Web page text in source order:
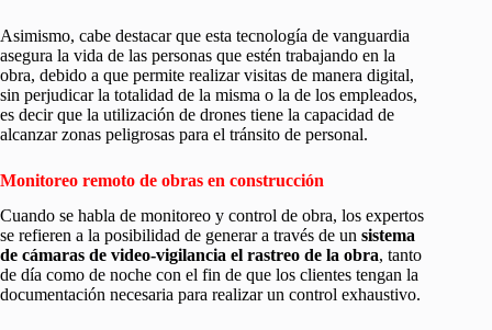
Asimismo, cabe destacar que esta tecnología de vanguardia
asegura la vida de las personas que estén trabajando en la
obra, debido a que permite realizar visitas de manera digital,
sin perjudicar la totalidad de la misma o la de los empleados,
es decir que la utilización de drones tiene la capacidad de
alcanzar zonas peligrosas para el tránsito de personal.
Monitoreo remoto de obras en construcción
Cuando se habla de monitoreo y control de obra, los expertos
se refieren a la posibilidad de generar a través de un sistema
de cámaras de video-vigilancia el rastreo de la obra, tanto
de día como de noche con el fin de que los clientes tengan la
documentación necesaria para realizar un control exhaustivo.